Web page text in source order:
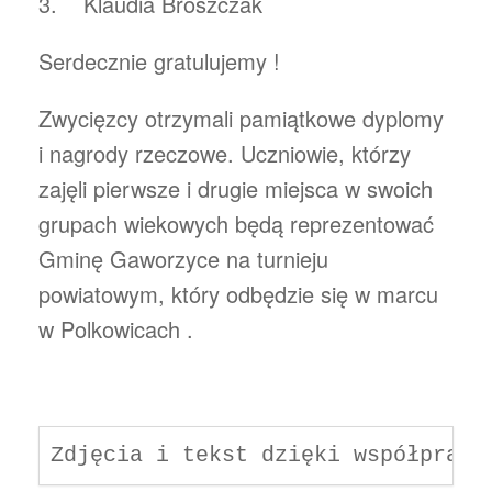
Serdecznie gratulujemy !
Zwycięzcy otrzymali pamiątkowe dyplomy
i nagrody rzeczowe. Uczniowie, którzy
zajęli pierwsze i drugie miejsca w swoich
grupach wiekowych będą reprezentować
Gminę Gaworzyce na turnieju
powiatowym, który odbędzie się w marcu
w Polkowicach .
Zdjęcia i tekst dzięki współpracy